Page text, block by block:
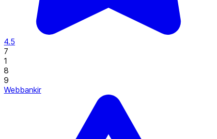
4.5
7
1
8
9
Webbankir